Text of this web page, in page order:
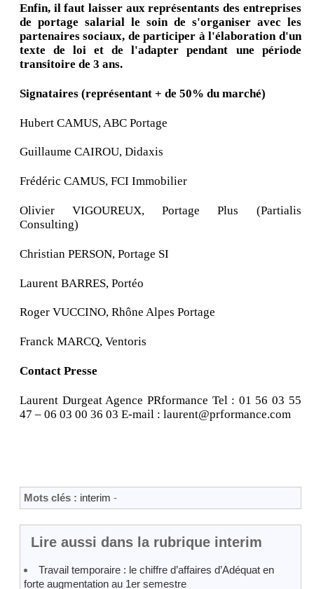
Enfin, il faut laisser aux représentants des entreprises
de portage salarial le soin de s'organiser avec les
partenaires sociaux, de participer à l'élaboration d'un
texte de loi et de l'adapter pendant une période
transitoire de 3 ans.
Signataires (représentant + de 50% du marché)
Hubert CAMUS, ABC Portage
Guillaume CAIROU, Didaxis
Frédéric CAMUS, FCI Immobilier
Olivier VIGOUREUX, Portage Plus (Partialis
Consulting)
Christian PERSON, Portage SI
Laurent BARRES, Portéo
Roger VUCCINO, Rhône Alpes Portage
Franck MARCQ, Ventoris
Contact Presse
Laurent Durgeat Agence PRformance Tel : 01 56 03 55
47 – 06 03 00 36 03 E-mail : laurent@prformance.com
Mots clés : interim -
Lire aussi dans la rubrique interim
Travail temporaire : le chiffre d’affaires d’Adéquat en
forte augmentation au 1er semestre